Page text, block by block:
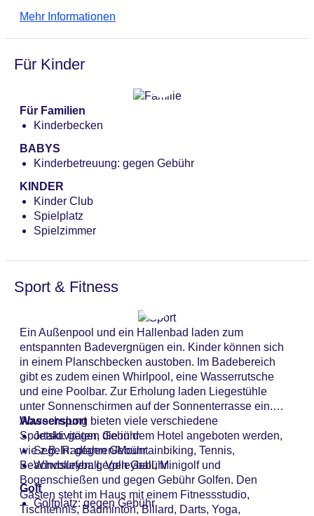
Restaurant
Mehr Informationen
Für Kinder
Für Familien
Kinderbecken
BABYS
Kinderbetreuung: gegen Gebühr
KINDER
Kinder Club
Spielplatz
Spielzimmer
Sport & Fitness
Ein Außenpool und ein Hallenbad laden zum
entspannten Badevergnügen ein. Kinder können sich
in einem Planschbecken austoben. Im Badebereich
gibt es zudem einen Whirlpool, eine Wasserrutsche
und eine Poolbar. Zur Erholung laden Liegestühle
unter Sonnenschirmen auf der Sonnenterrasse ein.
Abwechslung bieten viele verschiedene
Sportaktivitäten, die in dem Hotel angeboten werden,
wie z.B. Radfahren/Mountainbiking, Tennis,
Beachvolleyball, Volleyball, Minigolf und
Bogenschießen und gegen Gebühr Golfen. Den
Gästen steht im Haus mit einem Fitnessstudio,
Tischtennis, Badminton, Billard, Darts, Yoga,
Wassersport
Jetski: gegen Gebühr
Segeln: gegen Gebühr
Windsurfen: gegen Gebühr
Golf
Golfplatz: gegen Gebühr